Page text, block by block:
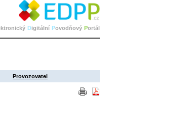
Digitální Povodňový Portál
Provozovatel